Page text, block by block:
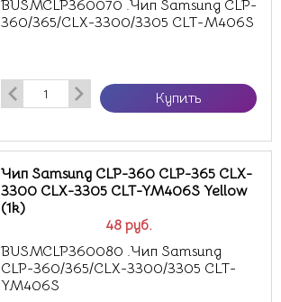
BUSMCLP360070 .Чип Samsung CLP-
360/365/CLX-3300/3305 CLT-M406S
Купить
48 руб.
Чип Samsung CLP-360 CLP-365 CLX-
3300 CLX-3305 CLT-YM406S Yellow
(1k)
BUSMCLP360080 .Чип Samsung
CLP-360/365/CLX-3300/3305 CLT-
YM406S